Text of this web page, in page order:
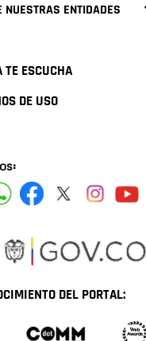
NUESTRAS ENTIDADES
TE ESCUCHA
DE USO
DEL PORTAL: